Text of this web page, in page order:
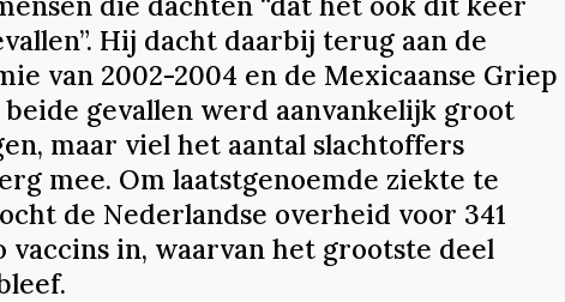
Hij dacht daarbij terug aan de
van 2002-2004 en de Mexicaanse Griep
beide gevallen werd aanvankelijk groot
maar viel het aantal slachtoffers
mee. Om laatstgenoemde ziekte te
de Nederlandse overheid voor 341
vaccins in, waarvan het grootste deel